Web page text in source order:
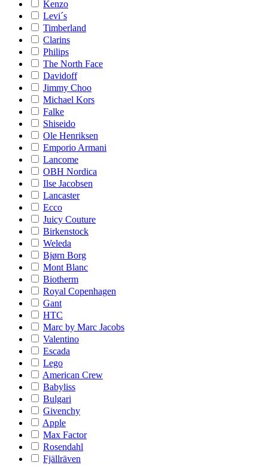
Kenzo
Levi´s
Timberland
Clarins
Philips
The North Face
Davidoff
Jimmy Choo
Michael Kors
Falke
Shiseido
Ole Henriksen
Emporio Armani
Lancome
OBH Nordica
Ilse Jacobsen
Lancaster
Ecco
Juicy Couture
Birkenstock
Weleda
Bjørn Borg
Mont Blanc
Biotherm
Royal Copenhagen
Gant
HTC
Marc by Marc Jacobs
Valentino
Escada
Lego
American Crew
Babyliss
Bulgari
Givenchy
Apple
Max Factor
Rosendahl
Fjällräven